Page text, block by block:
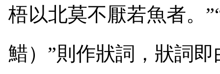
梧以北莫不厭若魚者。
䱜）”則作狀詞，狀詞